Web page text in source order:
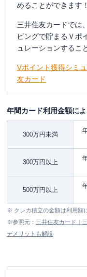
めることができます！
三井住友カードでは
ピングで貯まるＶポ
ュレーションするこ
Vポイント獲得シミ
友カード
年間カード利用金額に
300万円未満
300万円以上
500万円以上
※ クレカ積立の金額は利用額
※参照元： 三井住友カード｜
デメリットも解説